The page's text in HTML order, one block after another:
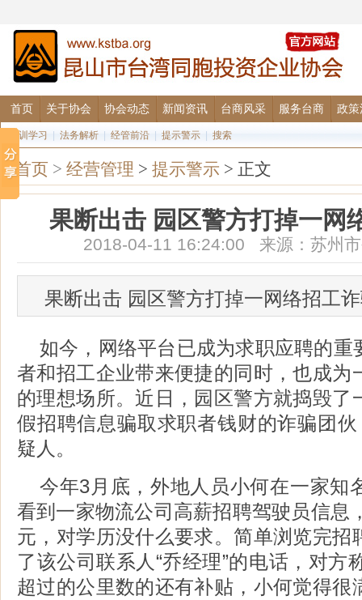
首页 关于协会 协会动态 新闻资讯 台商风采 服务台商 政策
培训学习 法务解析 经管前沿 提示警示 搜索
首页 > 经营管理 > 提示警示 > 正文
果断出击 园区警方打掉一网
2018-04-11 16:24:00 来源：苏州
果断出击 园区警方打掉一网络招工
如今，网络平台已成为求职应聘的重
者和招工企业带来便捷的同时，也成为
的理想场所。近日，园区警方就捣毁了
假招聘信息骗取求职者钱财的诈骗团
疑人。
今年3月底，外地人员小何在一家知
看到一家物流公司高薪招聘驾驶员信息
元，对学历没什么要求。简单浏览完招
了该公司联系人“乔经理”的电话，对方
超过的公里数的还有补贴，小何觉得很